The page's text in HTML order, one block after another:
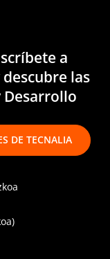
a
las
Desarrollo
DE TECNALIA